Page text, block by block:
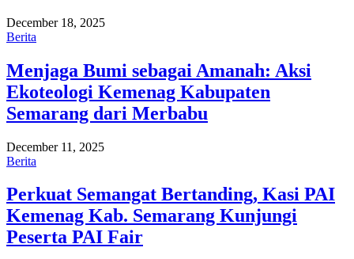
December 18, 2025
Berita
Menjaga Bumi sebagai Amanah: Aksi
Ekoteologi Kemenag Kabupaten
Semarang dari Merbabu
December 11, 2025
Berita
Perkuat Semangat Bertanding, Kasi PAI
Kemenag Kab. Semarang Kunjungi
Peserta PAI Fair